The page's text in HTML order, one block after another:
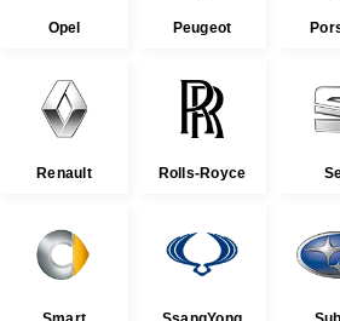
Opel Peugeot
Renault Rolls-Royce